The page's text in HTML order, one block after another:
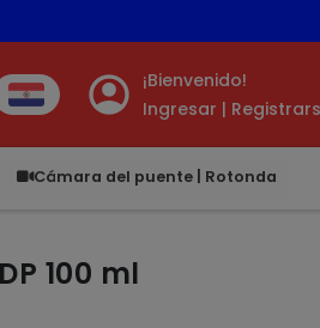
¡Bienvenido!
Ingresar |
Cámara del puente | Rotonda
100 ml